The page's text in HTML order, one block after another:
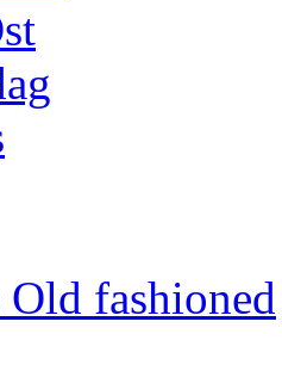
Old fashioned